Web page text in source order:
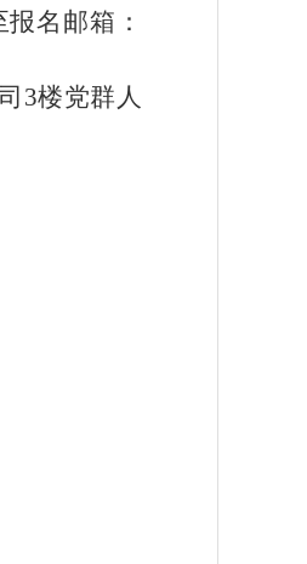
名邮箱：
3楼党群人